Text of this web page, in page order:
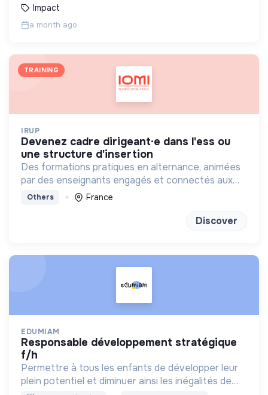
Impact
a month ago
TRAINING
IRUP
devenez cadre dirigeant·e dans l'ess ou
une structure d'insertion
Des formations pratiques en alternance, animées
par des enseignants engagés et connectés aux
réalités sociales, basées sur la coopération et
Others France
Discover
EDUMIAM
responsable développement stratégique
f/h
Permettre à tous les enfants de développer leur
plein potentiel et diminuer ainsi les inégalités de